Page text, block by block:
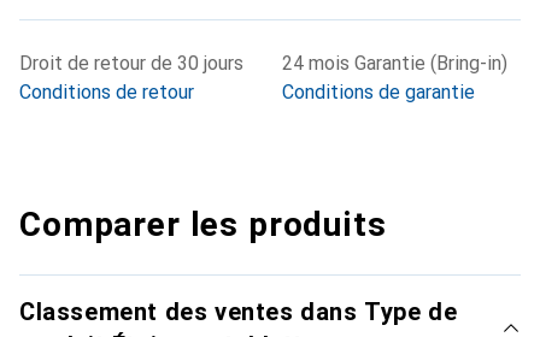
Droit de retour de 30 jours
Conditions de retour
24 mois Garantie (Bring-in)
Conditions de garantie
Comparer les produits
Classement des ventes dans Type de